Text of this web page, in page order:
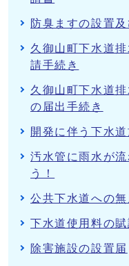
防臭ますの設置
久御山町下水道
請手続き
久御山町下水道
の届出手続き
開発に伴う下水
汚水管に雨水が
う！
公共下水道への
下水道使用料の
除害施設の設置届